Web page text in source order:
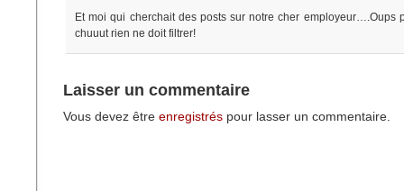
Et moi qui cherchait des posts sur notre cher employeur….Oups
chuuut rien ne doit filtrer!
Laisser un commentaire
Vous devez être enregistrés pour lasser un commentaire.